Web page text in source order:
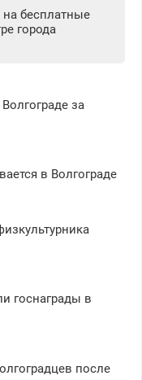
на бесплатные
города
за
в Волгограде
госнаграды в
после